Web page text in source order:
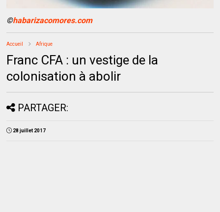
©habarizacomores.com
Accueil Afrique
Franc CFA : un vestige de la
colonisation à abolir
PARTAGER:
28 juillet 2017